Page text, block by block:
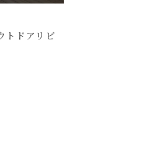
トドアリビ